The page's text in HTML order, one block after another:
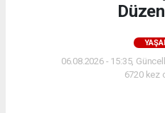
06.08.2026 - 15:35,
6720 kez